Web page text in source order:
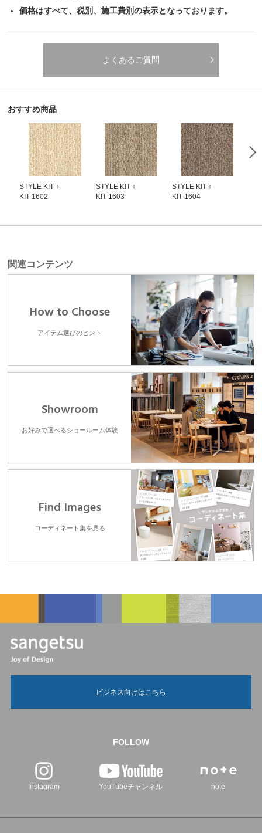
価格はすべて、税別、施工費別の表示となっております。
よくあるご質問
おすすめ商品
STYLE KIT＋
KIT-1602
STYLE KIT＋
KIT-1603
STYLE KIT＋
KIT-1604
関連コンテンツ
How to Choose
アイテム選びのヒント
Showroom
お好みで選べるショールーム体験
Find Images
コーディネート集を見る
ビジネス向けはこちら
FOLLOW
Instagram YouTubeチャンネル note